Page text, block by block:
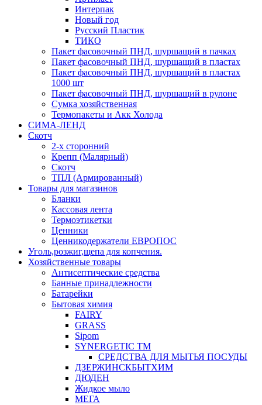
Интерпак
Новый год
Русский Пластик
ТИКО
Пакет фасовочный ПНД, шуршащий в пачках
Пакет фасовочный ПНД, шуршащий в пластах
Пакет фасовочный ПНД, шуршащий в пластах
1000 шт
Пакет фасовочный ПНД, шуршащий в рулоне
Сумка хозяйственная
Термопакеты и Акк Холода
СИМА-ЛЕНД
Скотч
2-х сторонний
Крепп (Малярный)
Скотч
ТПЛ (Армированный)
Товары для магазинов
Бланки
Кассовая лента
Термоэтикетки
Ценники
Ценникодержатели ЕВРОПОС
Уголь,розжиг,щепа для копчения.
Хозяйственные товары
Антисептические средства
Банные принадлежности
Батарейки
Бытовая химия
FAIRY
GRASS
Sipom
SYNERGETIC TM
СРЕДСТВА ДЛЯ МЫТЬЯ ПОСУДЫ
ДЗЕРЖИНСКБЫТХИМ
ДЮДЕН
Жидкое мыло
МЕГА